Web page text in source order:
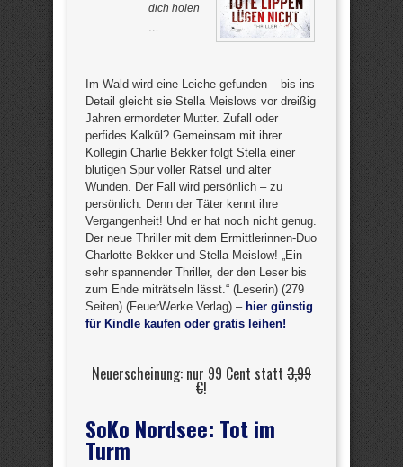
dich holen
…
Im Wald wird eine Leiche gefunden – bis ins
Detail gleicht sie Stella Meislows vor dreißig
Jahren ermordeter Mutter. Zufall oder
perfides Kalkül? Gemeinsam mit ihrer
Kollegin Charlie Bekker folgt Stella einer
blutigen Spur voller Rätsel und alter
Wunden. Der Fall wird persönlich – zu
persönlich. Denn der Täter kennt ihre
Vergangenheit! Und er hat noch nicht genug.
Der neue Thriller mit dem Ermittlerinnen-Duo
Charlotte Bekker und Stella Meislow! „Ein
sehr spannender Thriller, der den Leser bis
zum Ende miträtseln lässt.“ (Leserin) (279
Seiten) (FeuerWerke Verlag) – hier günstig
für Kindle kaufen oder gratis leihen!
Neuerscheinung: nur 99 Cent statt 3,99
€!
SoKo Nordsee: Tot im
Turm